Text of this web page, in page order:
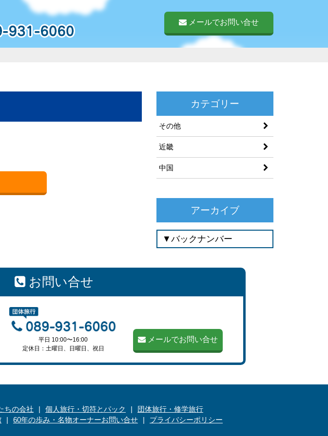
メールでお問い合せ
カテゴリー
その他
近畿
中国
アーカイブ
お問い合せ
平日 10:00〜16:00
定休日：土曜日、日曜日、祝日
メールでお問い合せ
ちの会社 個人旅行・切符とパック
団体旅行・修学旅行
60年の歩み・名物オーナーお問い合せ プライバシーポリシー